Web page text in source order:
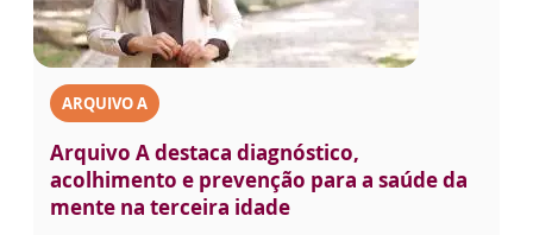
ARQUIVO A
Arquivo A destaca diagnóstico,
acolhimento e prevenção para a saúde da
mente na terceira idade